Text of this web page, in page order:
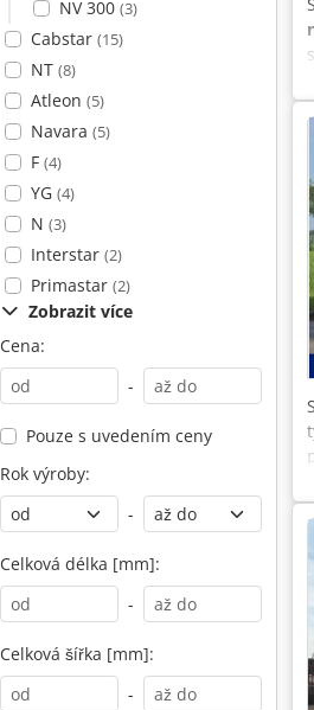
NV 300 (3)
Cabstar (15)
NT (8)
Atleon (5)
Navara (5)
F (4)
YG (4)
N (3)
Interstar (2)
Primastar (2)
Zobrazit více
Cena:
-
Pouze s uvedením ceny
Rok výroby:
-
Celková délka [mm]:
-
Celková šířka [mm]:
-